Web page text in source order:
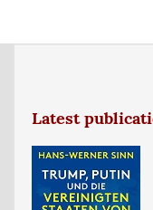
Latest